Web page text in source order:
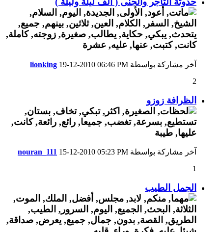
آخر مشاركة بواسطة lionking 19-12-2010 06:46 PM
2
الظرافة زوزو
آخر مشاركة بواسطة nouran_111 15-12-2010 05:23 PM
1
الجمل الطيب